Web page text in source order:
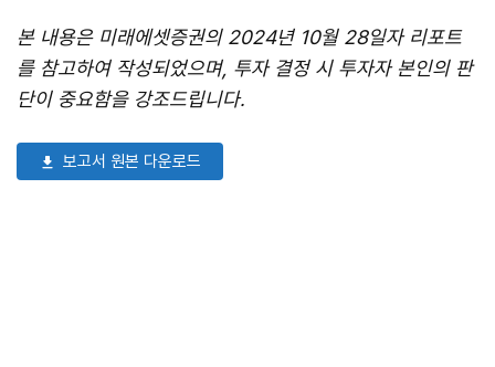
본 내용은 미래에셋증권의 2024년 10월 28일자 리포트
를 참고하여 작성되었으며, 투자 결정 시 투자자 본인의 판
단이 중요함을 강조드립니다.
보고서 원본 다운로드